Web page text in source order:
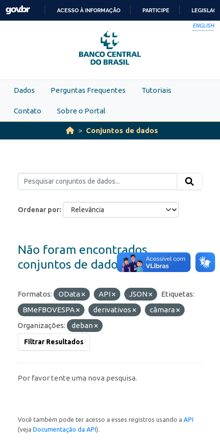
Skip to main content
PARA
O
CONTEÚDO
ACESSO À INFORMAÇÃO PARTICIPE
ENGLISH
Dados Perguntas Frequentes Tutoriais
Contato Sobre o Portal
Conjuntos de dados
Ordenar por
Não foram encontrados
conjuntos de dados
Formatos: OData API JSON
Etiquetas:
BMeFBOVESPA
derivativos
câmara
Organizações:
deban
Filtrar Resultados
Por favor tente uma nova pesquisa.
Você também pode ter acesso a esses registros usando a API
(veja Documentação da API).